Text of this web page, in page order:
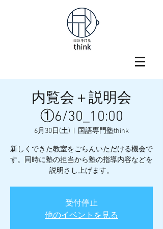
内覧会＋説明会
①6/30_10:00
6月30日(土) 国語専門塾think
新しくできた教室をごらんいただける機会で
す。同時に塾の担当から塾の指導内容などを
説明さし上げます。
受付停止
他のイベントを見る